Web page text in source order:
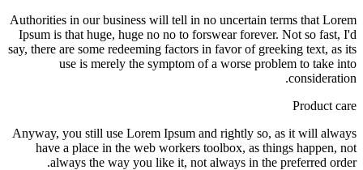
عدد
Authorities in our business will tell in no uncertain terms that Lorem
Ipsum is that huge, huge no no to forswear forever. Not so fast, I'd
say, there are some redeeming factors in favor of greeking text, as its
use is merely the symptom of a worse problem to take into
consideration.
Product care
Anyway, you still use Lorem Ipsum and rightly so, as it will always
have a place in the web workers toolbox, as things happen, not
always the way you like it, not always in the preferred order.